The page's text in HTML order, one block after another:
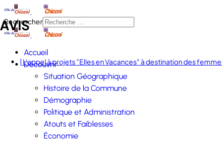
Rechercher
Accueil
Découvrir
Situation Géographique
Histoire de la Commune
Démographie
Politique et Administration
Atouts et Faiblesses
Économie
AVIS
| L'appel à projets "Elles en Vacances" à destination des